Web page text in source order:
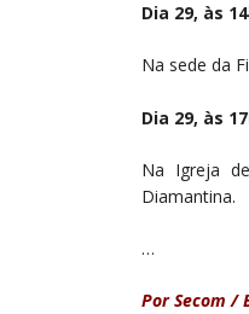
Dia 29, às
Na sede da
Dia 29, às
Na Igreja
Diamantina.
…
Por Secom /